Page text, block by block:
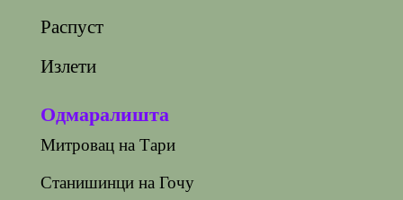
Распуст
Излети
Одмаралишта
Митровац на Тари
Станишинци на Гочу